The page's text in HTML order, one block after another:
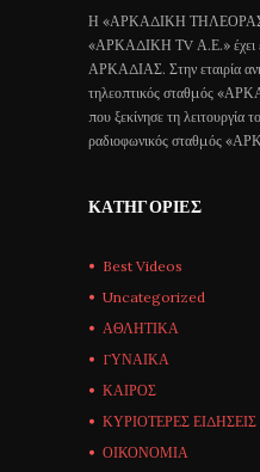
Η «ΑΡΚΑΔΙΚΗ ΤΗΛΕΟΡΑΣΗ
«ΑΡΚΑΔΙΚΗ ΤV Α.Ε.» έχει
ΑΡΚΑΔΙΑΣ. Στην εταιρία
τηλεοπτικός σταθμός
που ξεκίνησε τη λειτουργία
ραδιοφωνικός σταθμός
ΚΑΤΗΓΟΡΊΕΣ
Best Videos
Uncategorized
ΑΘΛΗΤΙΚΑ
ΓΥΝΑΙΚΑ
ΚΑΙΡΟΣ
ΚΥΡΙΟΤΕΡΕΣ ΕΙΔΗΣΕΙΣ
ΟΙΚΟΝΟΜΙΑ